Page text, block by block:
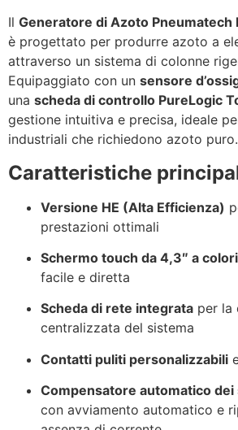
Il Generatore di Azoto Pneumatech
è progettato per produrre azoto a
attraverso un sistema di colonne
Equipaggiato con un sensore
una scheda di controllo PureLogic
gestione intuitiva e precisa, ideale
industriali che richiedono azoto puro.
Caratteristiche
Versione HE (Alta Efficienza)
prestazioni ottimali
Schermo touch da 4,3″ a colori
facile e diretta
Scheda di rete integrata per la
centralizzata del sistema
Contatti puliti personalizzabili
Compensatore automatico dei
con avviamento automatico e